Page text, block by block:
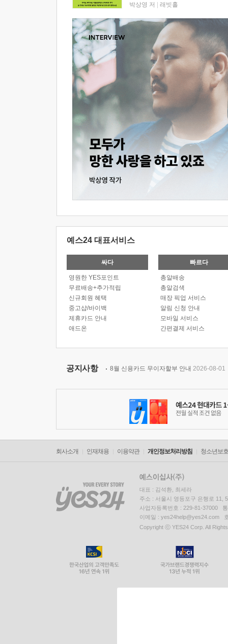
박상영 저 래빗홀
예스24 대표서비스
싸다
영원한 YES포인트
무료배송+추가적립
신규회원 혜택
중고샵/바이백
제휴카드 안내
애드온
빠르다
총알배송
총알검색
매장 픽업 서비스
알림 신청 안내
모바일 서비스
간편결제 서비스
공지사항 8월 신용카드 무이자할부 안내 2026-08-01
회사소개 인재채용 이용약관 개인정보처리방침 청소년보
대표 : 김석환, 최세라
주소 : 서울시 영등포구 은행로 11,
사업자등록번호 : 229-81-37000
이메일 : yes24help@yes24.com
Copyright ⓒ YES24 Corp. All